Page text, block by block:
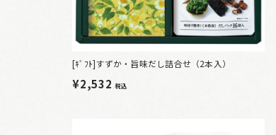
[ｷﾞﾌﾄ]すずか・旨味だし詰合せ（2本入）
¥2,532税込